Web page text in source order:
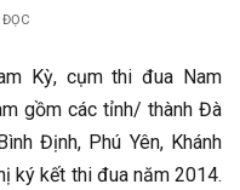
Kỳ, cụm thi đua Nam
gồm các tỉnh/ thành Đà
Định, Phú Yên, Khánh
ký kết thi đua năm 2014.